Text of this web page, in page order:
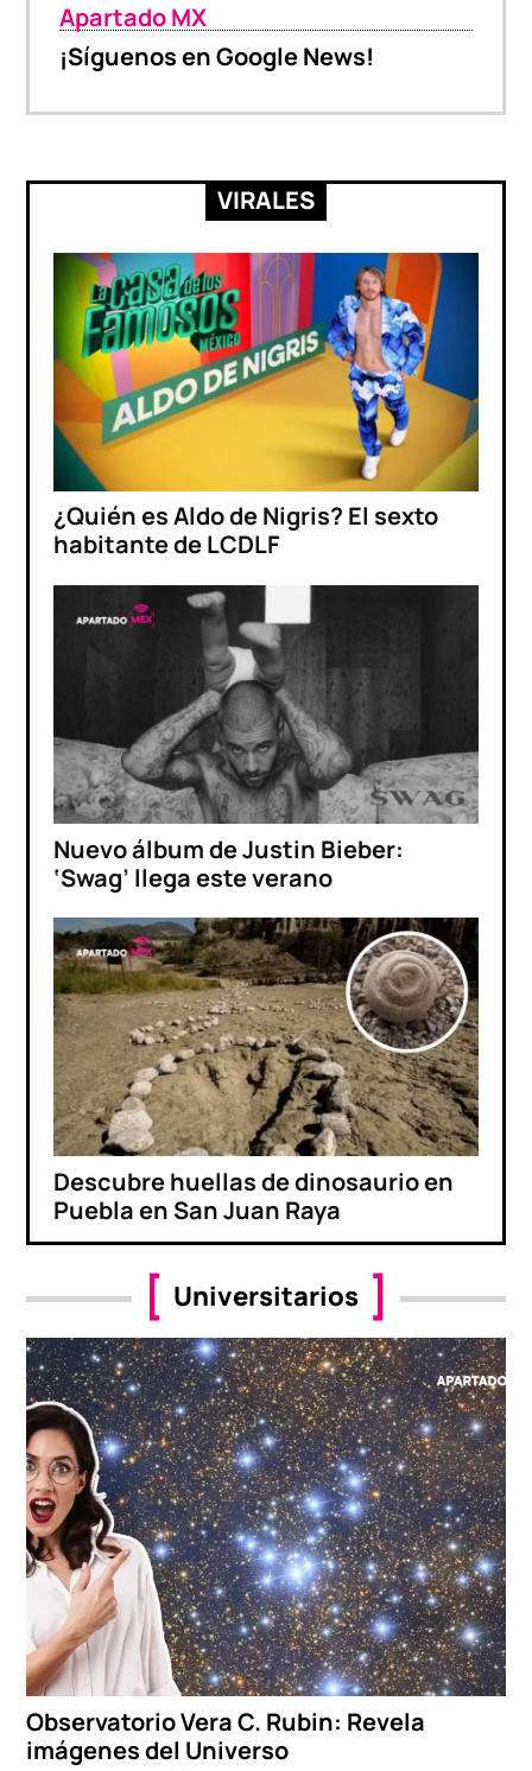
Apartado MX
¡Síguenos en Google News!
VIRALES
¿Quién es Aldo de Nigris? El sexto
habitante de LCDLF
Nuevo álbum de Justin Bieber:
‘Swag’ llega este verano
Descubre huellas de dinosaurio en
Puebla en San Juan Raya
Universitarios
Observatorio Vera C. Rubin: Revela
imágenes del Universo